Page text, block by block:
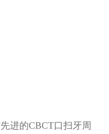
进的CBCT口扫牙周